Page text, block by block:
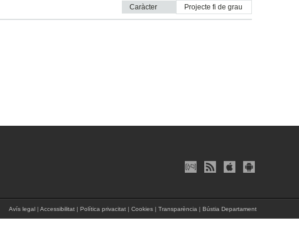
Caràcter
projecte fi de grau
Avís legal | Accessibilitat | Política privacitat | Cookies | Transparència | Bústia Departament